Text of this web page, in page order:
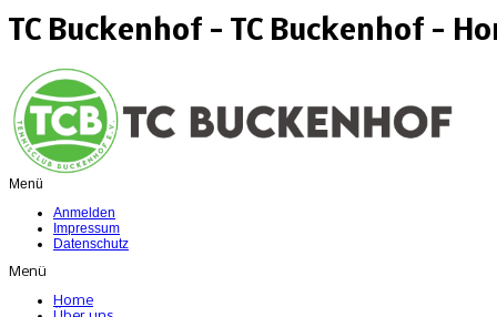
TC Buckenhof - TC Buckenhof -
Menü
Anmelden
Impressum
Datenschutz
Menü
Home